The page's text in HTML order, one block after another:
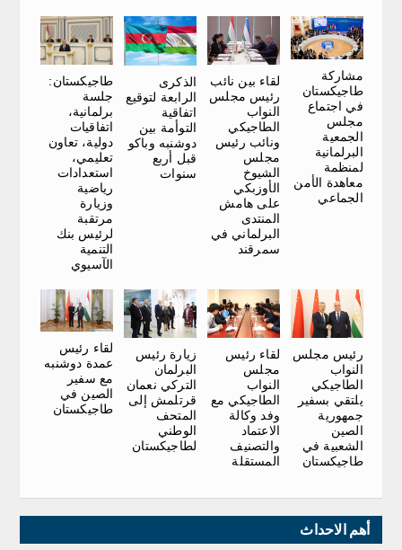
مشاركة
طاجيكستان
في اجتماع
مجلس
الجمعية
البرلمانية
لمنظمة
معاهدة الأمن
الجماعي
لقاء بين نائب
رئيس مجلس
النواب
الطاجيكي
ونائب رئيس
مجلس
الشيوخ
الأوزبكي
على هامش
المنتدى
البرلماني في
سمرقند
الذكرى
الرابعة لتوقيع
اتفاقية
التوأمة بين
دوشنبه وباكو
قبل أربع
سنوات
طاجيكستان:
جلسة
برلمانية،
اتفاقيات
دولية، تعاون
تعليمي،
استعدادات
رياضية
وزيارة
مرتقبة
لرئيس بنك
التنمية
الآسيوي
رئيس مجلس
النواب
الطاجيكي
يلتقي بسفير
جمهورية
الصين
الشعبية في
طاجيكستان
لقاء رئيس
مجلس
النواب
الطاجيكي مع
وفد وكالة
الاعتماد
والتصنيف
المستقلة
زيارة رئيس
البرلمان
التركي نعمان
قرتلمش إلى
المتحف
الوطني
لطاجيكستان
لقاء رئيس
عمدة دوشنبه
مع سفير
الصين في
طاجيكستان
أهم الاحداث